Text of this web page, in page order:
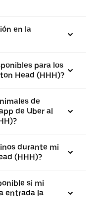
en la
para los
Head (HHH)?
de
de Uber al
durante mi
(HHH)?
si mi
entrada la